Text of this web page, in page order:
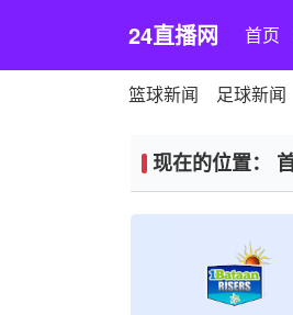
24直播网 首页
篮球新闻 足球新闻
现在的位置：